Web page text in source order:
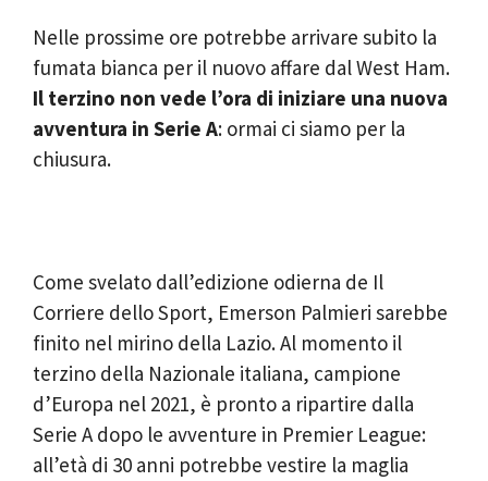
Nelle prossime ore potrebbe arrivare subito la
fumata bianca per il nuovo affare dal West Ham.
Il terzino non vede l’ora di iniziare una nuova
avventura in Serie A: ormai ci siamo per la
chiusura.
Come svelato dall’edizione odierna de Il
Corriere dello Sport, Emerson Palmieri sarebbe
finito nel mirino della Lazio. Al momento il
terzino della Nazionale italiana, campione
d’Europa nel 2021, è pronto a ripartire dalla
Serie A dopo le avventure in Premier League:
all’età di 30 anni potrebbe vestire la maglia